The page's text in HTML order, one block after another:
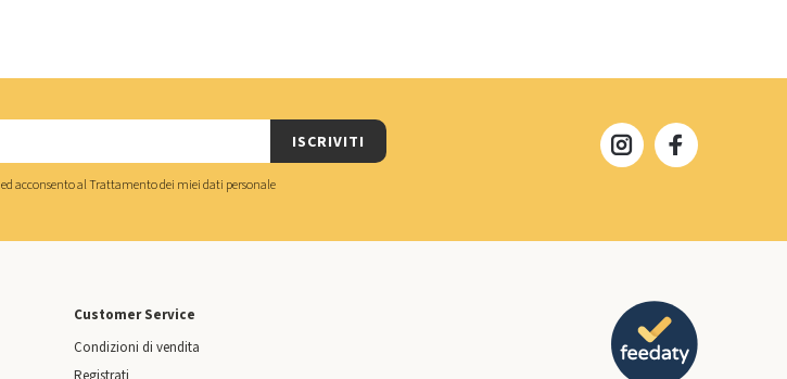
ISCRIVITI
ed acconsento alTrattamento dei miei dati personale
Customer Service
Condizioni di vendita